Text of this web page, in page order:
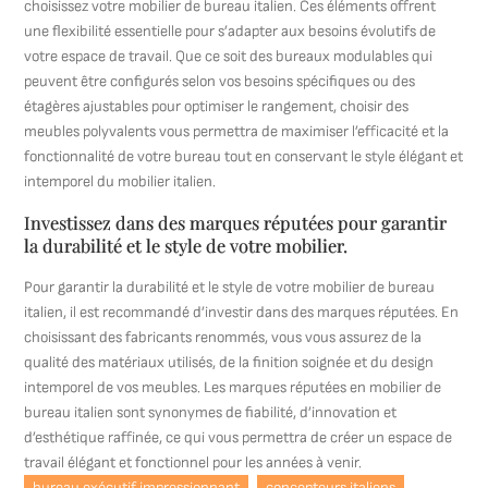
choisissez votre mobilier de bureau italien. Ces éléments offrent
une flexibilité essentielle pour s’adapter aux besoins évolutifs de
votre espace de travail. Que ce soit des bureaux modulables qui
peuvent être configurés selon vos besoins spécifiques ou des
étagères ajustables pour optimiser le rangement, choisir des
meubles polyvalents vous permettra de maximiser l’efficacité et la
fonctionnalité de votre bureau tout en conservant le style élégant et
intemporel du mobilier italien.
Investissez dans des marques réputées pour garantir
la durabilité et le style de votre mobilier.
Pour garantir la durabilité et le style de votre mobilier de bureau
italien, il est recommandé d’investir dans des marques réputées. En
choisissant des fabricants renommés, vous vous assurez de la
qualité des matériaux utilisés, de la finition soignée et du design
intemporel de vos meubles. Les marques réputées en mobilier de
bureau italien sont synonymes de fiabilité, d’innovation et
d’esthétique raffinée, ce qui vous permettra de créer un espace de
travail élégant et fonctionnel pour les années à venir.